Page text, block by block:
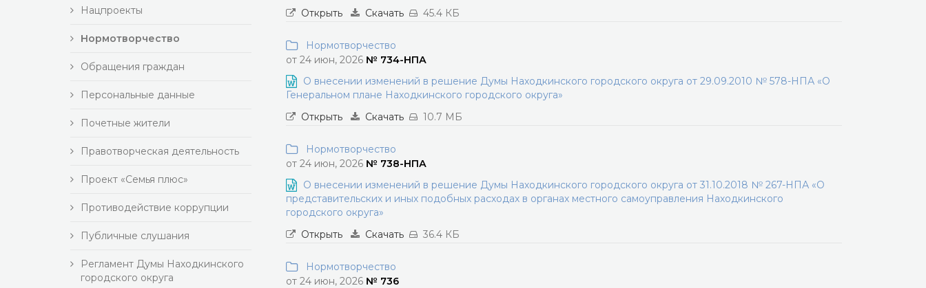
Нацпроекты
Нормотворчество
Обращения граждан
Персональные данные
Почетные жители
Правотворческая деятельность
Проект «Семья плюс»
Противодействие коррупции
Публичные слушания
Регламент Думы Находкинского
городского округа
Открыть
Скачать 45.4 КБ
Нормотворчество
от 24 июн, 2026 № 734-НПА
О внесении изменений в решение Думы Находкинского городского округа от 29.09.2010 № 578-НПА «О
Генеральном плане Находкинского городского округа»
Открыть
Скачать 10.7 МБ
Нормотворчество
от 24 июн, 2026 № 738-НПА
О внесении изменений в решение Думы Находкинского городского округа от 31.10.2018 № 267-НПА «О
представительских и иных подобных расходах в органах местного самоуправления Находкинского
городского округа»
Открыть
Скачать 36.4 КБ
Нормотворчество
от 24 июн, 2026 № 736